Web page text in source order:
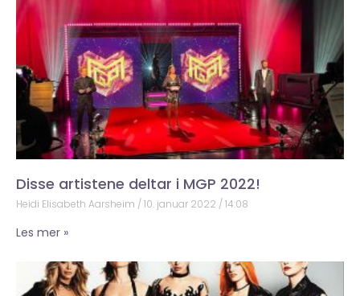
Disse artistene deltar i MGP 2022!
Heidi Elisabeth Aarsheim 10. januar 2022 14:08
Les mer »